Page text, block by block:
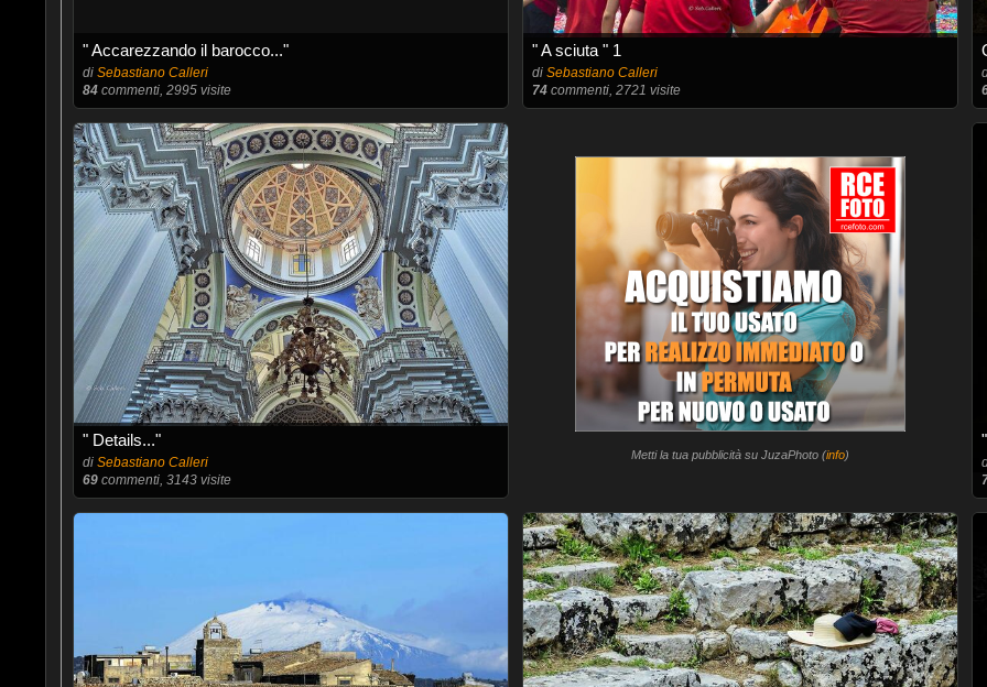
" Accarezzando il barocco..."
di Sebastiano Calleri
84commenti, 2995 visite
" A sciuta " 1
di Sebastiano Calleri
74commenti, 2721 visite
" Details..."
di Sebastiano Calleri
69commenti, 3143 visite
Metti la tua pubblicità su JuzaPhoto (info)